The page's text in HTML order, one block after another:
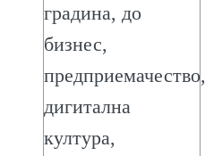
градина, до
бизнес,
предприемачество,
дигитална
култура,